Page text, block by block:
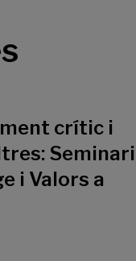
crític i
Seminari
i Valors a